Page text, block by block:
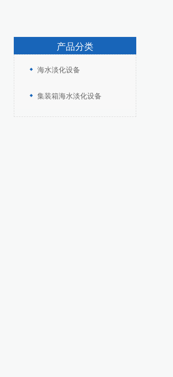
产品分类
海水淡化设备
集装箱海水淡化设备